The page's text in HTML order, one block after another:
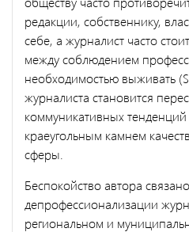
редакции, собственнику,
себе, а журналист часто
между соблюдением
необходимостью выживать
журналиста становится
коммуникативных
краеугольным камнем
сферы.
Беспокойство автора
депрофессионализации
региональном и